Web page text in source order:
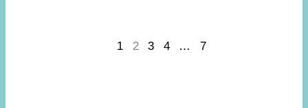
1 2 3 4 … 7